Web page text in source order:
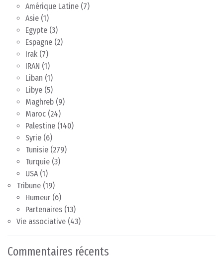
Amérique Latine (7)
Asie (1)
Egypte (3)
Espagne (2)
Irak (7)
IRAN (1)
Liban (1)
Libye (5)
Maghreb (9)
Maroc (24)
Palestine (140)
Syrie (6)
Tunisie (279)
Turquie (3)
USA(1)
Tribune (19)
Humeur (6)
Partenaires (13)
Vie associative (43)
Commentaires récents